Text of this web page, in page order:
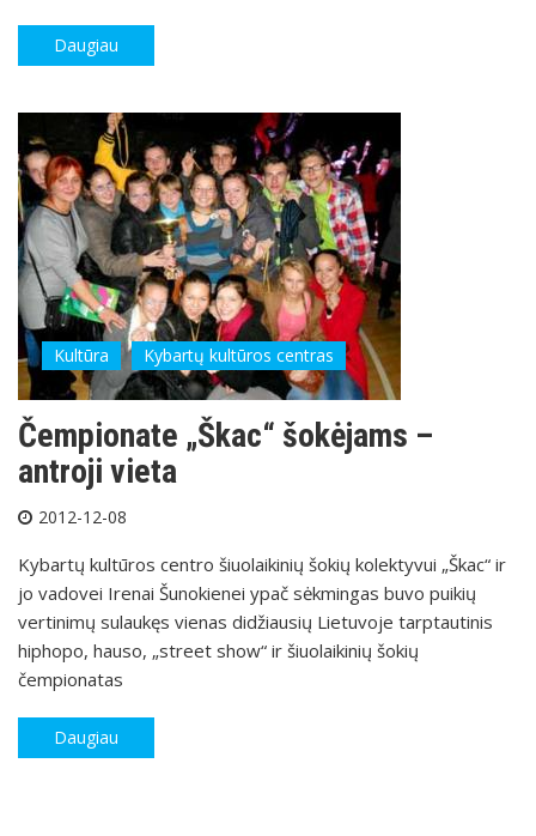
Daugiau
Kultūra Kybartų kultūros centras
Čempionate „Škac“ šokėjams –
antroji vieta
2012-12-08
Kybartų kultūros centro šiuolaikinių šokių kolektyvui „Škac“ ir
jo vadovei Irenai Šunokienei ypač sėkmingas buvo puikių
vertinimų sulaukęs vienas didžiausių Lietuvoje tarptautinis
hiphopo, hauso, „street show“ ir šiuolaikinių šokių
čempionatas
Daugiau